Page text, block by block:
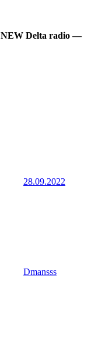
NEW Delta radio —
28.09.2022
Dmansss